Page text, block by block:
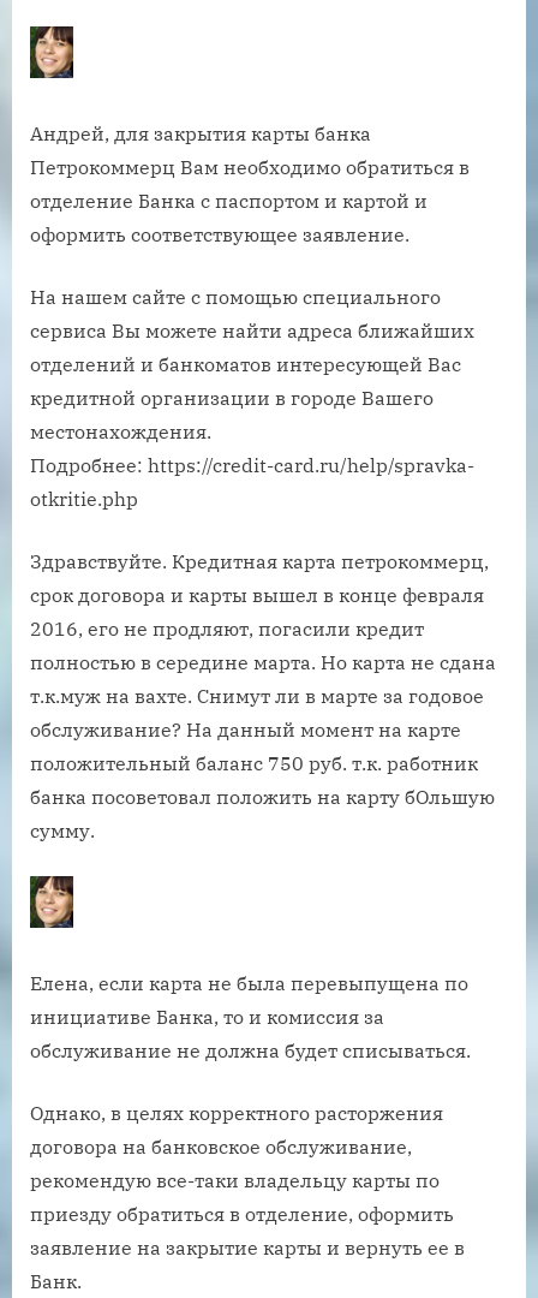
Андрей, для закрытия карты банка
Петрокоммерц Вам необходимо обратиться в
отделение Банка с паспортом и картой и
оформить соответствующее заявление.
На нашем сайте с помощью специального
сервиса Вы можете найти адреса ближайших
отделений и банкоматов интересующей Вас
кредитной организации в городе Вашего
местонахождения.
Подробнее: https://credit-card.ru/help/spravka-
otkritie.php
Здравствуйте. Кредитная карта петрокоммерц,
срок договора и карты вышел в конце февраля
2016, его не продляют, погасили кредит
полностью в середине марта. Но карта не сдана
т.к.муж на вахте. Снимут ли в марте за годовое
обслуживание? На данный момент на карте
положительный баланс 750 руб. т.к. работник
банка посоветовал положить на карту бОльшую
сумму.
Елена, если карта не была перевыпущена по
инициативе Банка, то и комиссия за
обслуживание не должна будет списываться.
Однако, в целях корректного расторжения
договора на банковское обслуживание,
рекомендую все-таки владельцу карты по
приезду обратиться в отделение, оформить
заявление на закрытие карты и вернуть ее в
Банк.